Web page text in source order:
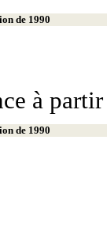
de 1990
à
de 1990